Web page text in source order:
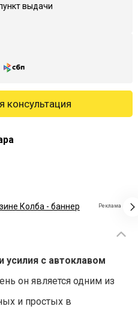
выдачи
консультация
Реклама
усилия с автоклавом
он является одним из
и простых в